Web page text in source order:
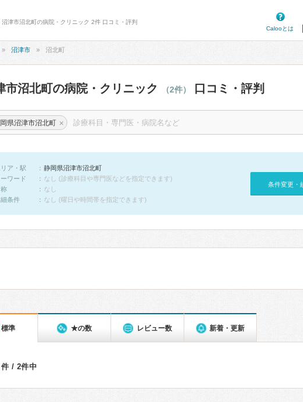
津市沼北町の病院・クリニック 2件 口コミ・評判
Calooとは
沼津市 沼北町
市沼北町の病院・クリニック （2件） 口コミ・評判
県沼津市沼北町 ×
リア・駅
静岡県沼津市沼北町
ワード
なし (診療科目や専門医などを指定できます)
なし
条件
なし (曜日や時間帯を指定できます)
条件変更・
標準 ★の数 レビュー数 新着・更新
件 / 2件中